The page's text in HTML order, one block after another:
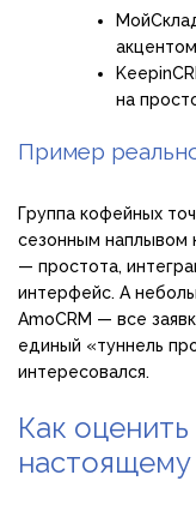
на
Пример
Группа кофейных
сезонным наплывом
— простота,
интерфейс. А
AmoCRM — все
единый «туннель
интересовался.
Как
настоящему